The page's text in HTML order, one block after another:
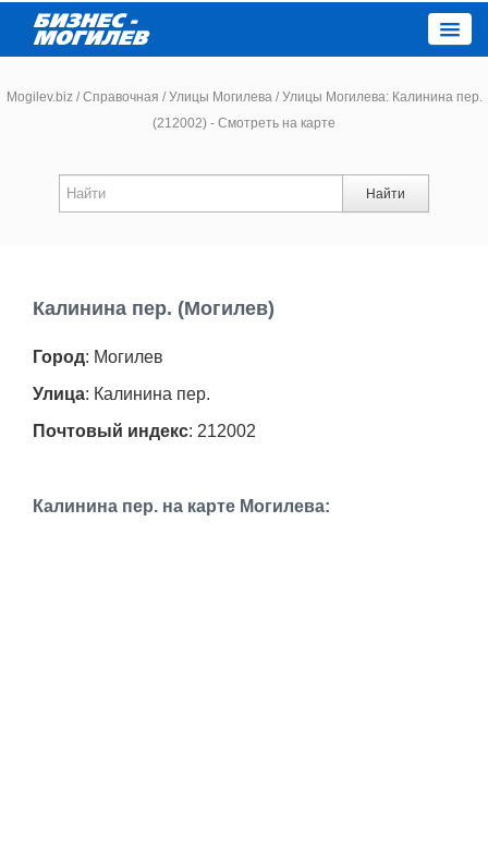
Новости
Афиша
Транспорт
Mogilev.biz / Справочная / Улицы Могилева /Улицы Могилева: Калинина пер.
(212002) - Смотреть на карте
Найти
Калинина пер. (Могилев)
Город: Могилев
Улица: Калинина пер.
Почтовый индекс: 212002
Калинина пер. на карте Могилева: